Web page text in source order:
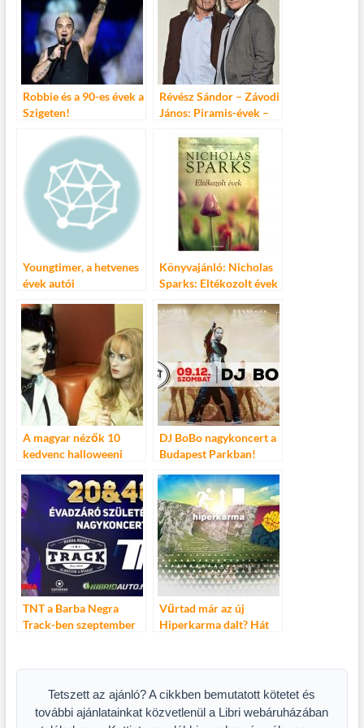
o
k
g
Robbie és a 90-es évek a
Szigeten!
Révész Sándor – Závodi
János: Piramis-évek –
Negrában!
Youngtimer, a hetvenes
évek autói
Könyvajánló: Nicholas
Sparks: Eltékozolt évek
A magyar nézők 10
kedvenc halloweeni
90-es évek viszik a
prímet
DJ BoBo nagykoncert a
Budapest Parkban!
TNT a Barba Negra
Track-ben szeptember
Vűrtad már az új
Hiperkarma dalt? Hát
Tetszett az ajánló? A cikkben bemutatott kötetet és
további ajánlatainkat közvetlenül a Libri webáruházában